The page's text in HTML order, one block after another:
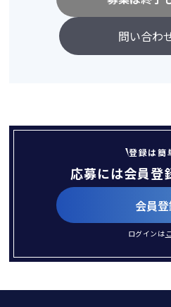
問い合わ
登録は簡
応募には会員登
会員
ログインは